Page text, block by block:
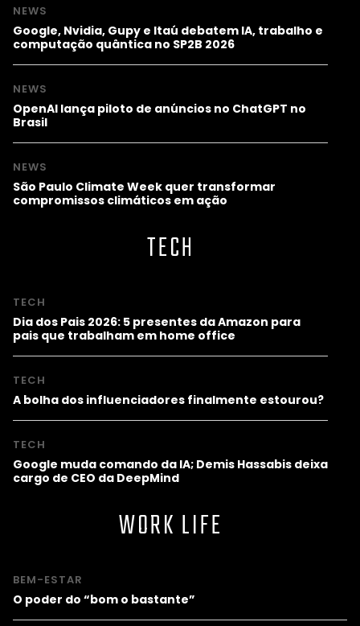
NEWS
Google, Nvidia, Gupy e Itaú debatem IA, trabalho e
computação quântica no SP2B 2026
NEWS
OpenAI lança piloto de anúncios no ChatGPT no
Brasil
NEWS
São Paulo Climate Week quer transformar
compromissos climáticos em ação
TECH
TECH
Dia dos Pais 2026: 5 presentes da Amazon para
pais que trabalham em home office
TECH
A bolha dos influenciadores finalmente estourou?
TECH
Google muda comando da IA; Demis Hassabis deixa
cargo de CEO da DeepMind
WORK LIFE
BEM-ESTAR
O poder do “bom o bastante”